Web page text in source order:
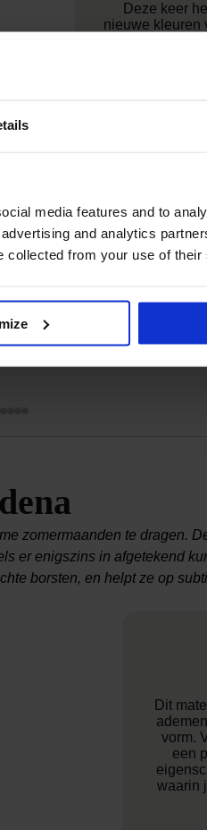
media features and to
and analytics
collected from your use of
Deze keer
nieuwe kleuren
trekt en
rustig,
waaruit je
zomermaanden te dragen.
er enigszins in afgetekend
borsten, en helpt ze op
Dit
vorm.
een
waarin